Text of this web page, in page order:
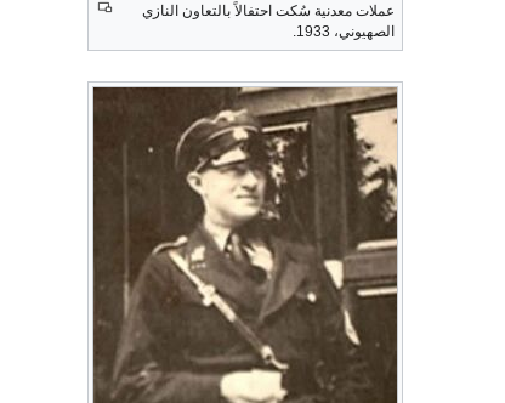
عملات معدنية سُكت احتفالاً بالتعاون النازي
الصهيوني، 1933.